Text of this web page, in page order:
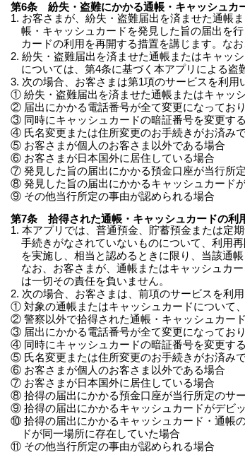
第6条 紛失・盗難にかかる通帳・キャッシュカ
1. お客さまが、紛失・盗難届出を済ませた通帳
帳・キャッシュカードを発見した旨の届出を
カードの利用を再開する措置を講じます。な
2. 紛失・盗難届出を済ませた通帳またはキャッ
については、第4条に基づく本アプリによる盗
3. 次の場合、お客さまは第1項のサービスを利用
① 紛失・盗難届出を済ませた通帳またはキャッ
② 届出にかかる電話番号が全て変更になってお
③ 同時にキャッシュカードの暗証番号を変更す
④ 氏名変更または住所変更のお手続きがお済み
⑤ お客さまが個人のお客さま以外である場合
⑥ お客さまが日本国外に居住している場合
⑦ 発見した旨の届出にかかる預金口座が当行所
⑧ 発見した旨の届出にかかるキャッシュカード
⑨ その他当行所定の事由が認められる場合
第7条 拾得された通帳・キャッシュカードの利
1. 本アプリでは、普通預金、貯蓄預金または定
手続きがなされていないものについて、利用
を実施し、相当と認めるときに限り、当該通
なお、お客さまが、通帳またはキャッシュカ
は一切その責任を負いません。
2. 次の場合、お客さまは、前項のサービスを利
① 対象の通帳またはキャッシュカードについて
② 警察以外で拾得された通帳・キャッシュカー
③ 届出にかかる電話番号が全て変更になってお
④ 同時にキャッシュカードの暗証番号を変更す
⑤ 氏名変更または住所変更のお手続きがお済み
⑥ お客さまが個人のお客さま以外である場合
⑦ お客さまが日本国外に居住している場合
⑧ 拾得の届出にかかる預金口座が当行所定のサ
⑨ 拾得の届出にかかるキャッシュカードがデビ
⑩ 拾得の届出にかかるキャッシュカード・通帳
ドが同一場所に存在していた場合
⑪ その他当行所定の事由が認められる場合